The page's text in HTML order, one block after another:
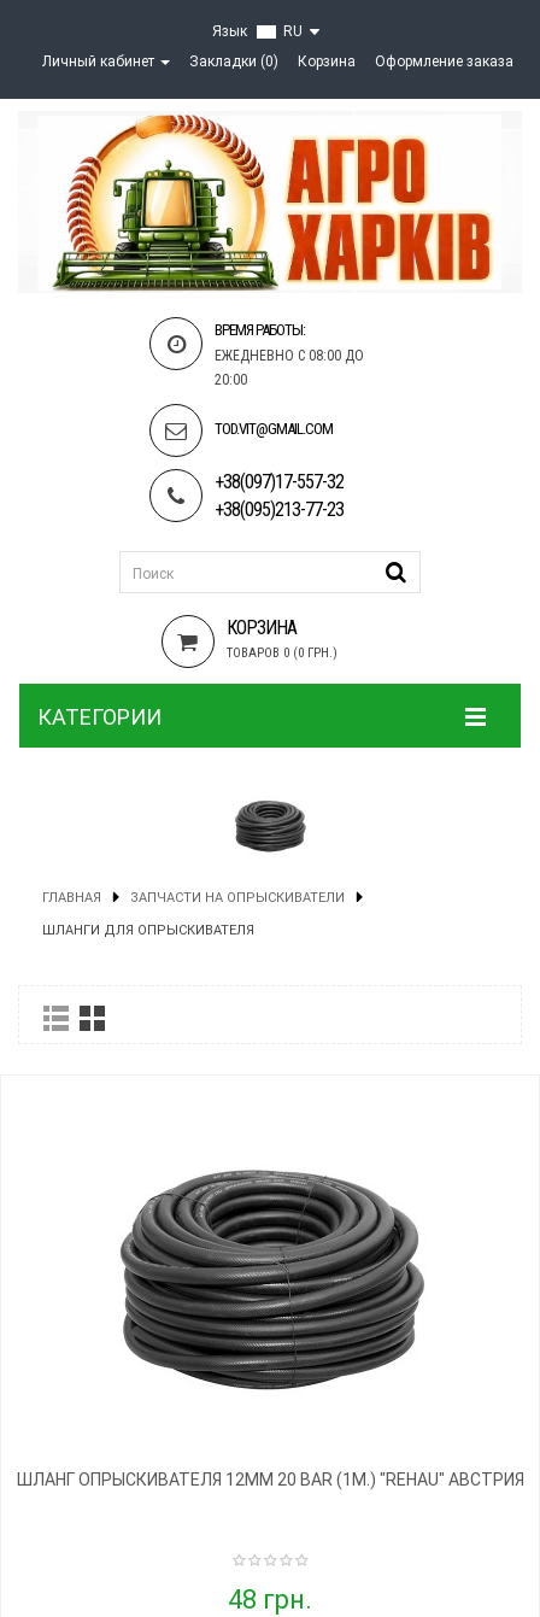
Язык
RU
Личный кабинет
Закладки (0) Корзина Оформление заказа
ВРЕМЯ РАБОТЫ:
ЕЖЕДНЕВНО С 08:00 ДО
20:00
TOD.VIT@GMAIL.COM
+38(097)17-557-32
+38(095)213-77-23
КОРЗИНА
ТОВАРОВ 0 (0 ГРН.)
КАТЕГОРИИ
ГЛАВНАЯ ЗАПЧАСТИ НА ОПРЫСКИВАТЕЛИ
ШЛАНГИ ДЛЯ ОПРЫСКИВАТЕЛЯ
ШЛАНГ ОПРЫСКИВАТЕЛЯ 12ММ 20 BAR (1М.) "REHAU" АВСТРИЯ
48 грн.